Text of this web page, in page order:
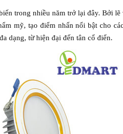
trong nhiều năm trở lại đây. Bởi
mỹ, tạo điểm nhấn nổi bật cho
dạng, từ hiện đại đến tân cổ điển.